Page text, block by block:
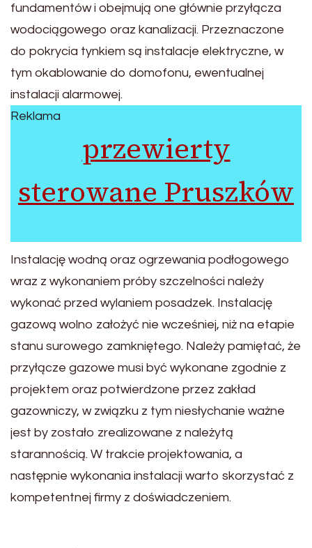
fundamentów i obejmują one głównie przyłącza
wodociągowego oraz kanalizacji. Przeznaczone
do pokrycia tynkiem są instalacje elektryczne, w
tym okablowanie do domofonu, ewentualnej
instalacji alarmowej.
Reklama
przewierty
sterowane Pruszków
Instalację wodną oraz ogrzewania podłogowego
wraz z wykonaniem próby szczelności należy
wykonać przed wylaniem posadzek. Instalację
gazową wolno założyć nie wcześniej, niż na etapie
stanu surowego zamkniętego. Należy pamiętać, że
przyłącze gazowe musi być wykonane zgodnie z
projektem oraz potwierdzone przez zakład
gazowniczy, w związku z tym niesłychanie ważne
jest by zostało zrealizowane z należytą
starannością. W trakcie projektowania, a
następnie wykonania instalacji warto skorzystać z
kompetentnej firmy z doświadczeniem.